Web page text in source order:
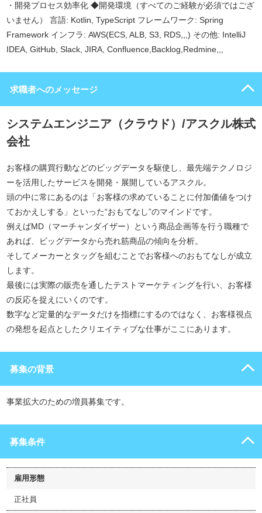
・開発プロセス効率化 ◆開発環境（すべてのご経験が必須ではござ
いません） 言語: Kotlin, TypeScript フレームワーク: Spring
Framework インフラ: AWS(ECS, ALB, S3, RDS,,,) その他: IntelliJ
IDEA, GitHub, Slack, JIRA, Confluence,Backlog,Redmine,,,
求職者へのメッセージ
システムエンジニア（クラウド）/アスクル株式
会社
お客様の購買行動などのビッグデータを駆使し、最先端テクノロジ
ーを活用したサービスを開発・展開しているアスクル。
頭の中に常にあるのは「お客様の求めていることに付加価値をつけ
ておかえしする」といった“おもてなし”のマインドです。
例えばMD（マーチャンダイザー）という商品企画等を行う職種で
あれば、ビッグデータから売れ筋商品の傾向を分析。
そしてメーカーとタッグを組むことでお客様へのおもてなしが成立
します。
最後には実際の販売を通したテストマーケティングを行い、お客様
の反応を捉えにいくのです。
数字など定量的なデータだけを指標にするのではなく、お客様視点
の発想を起点としたクリエイティブな仕事がここにあります。
募集の背景
事業拡大のための増員募集です。
募集条件
雇用形態
正社員